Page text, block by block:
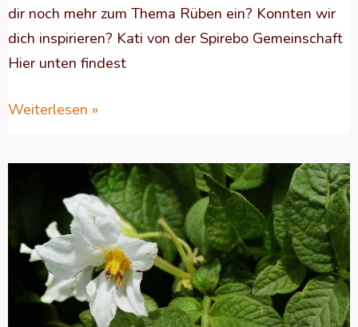
dir noch mehr zum Thema Rüben ein? Konnten wir
dich inspirieren? Kati von der Spirebo Gemeinschaft
Hier unten findest
Weiterlesen »
KARTOFFEL
Teil